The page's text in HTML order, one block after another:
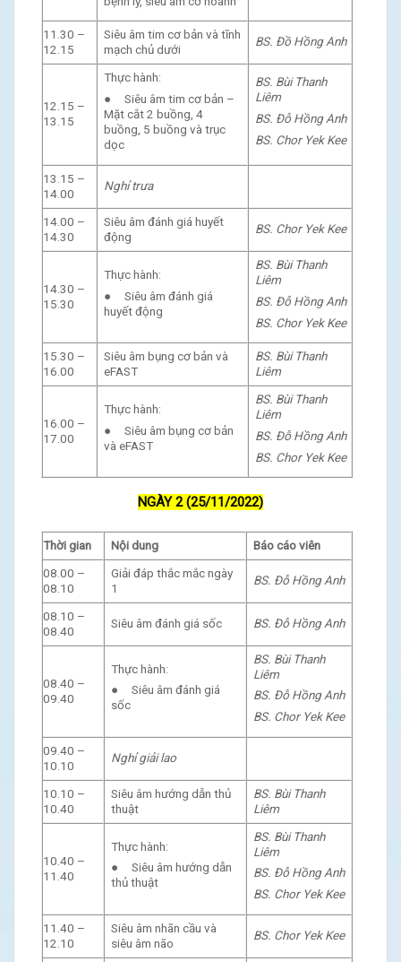
11.30 –
12.15
Siêu âm tim cơ bản và tĩnh
mạch chủ dưới
BS. Đồ Hồng Anh
12.15 –
13.15
Thực hành:
● Siêu âm tim cơ bản –
Mặt cắt 2 buồng, 4
buồng, 5 buồng và trục
dọc
BS. Bùi Thanh
Liêm
BS. Đỗ Hồng Anh
BS. Chor Yek Kee
13.15 –
14.00
Nghỉ trưa
14.00 –
14.30
Siêu âm đánh giá huyết
động
BS. Chor Yek Kee
14.30 –
15.30
Thực hành:
● Siêu âm đánh giá
huyết động
BS. Bùi Thanh
Liêm
BS. Đỗ Hồng Anh
BS. Chor Yek Kee
15.30 –
16.00
Siêu âm bụng cơ bản và
eFAST
BS. Bùi Thanh
Liêm
16.00 –
17.00
Thực hành:
● Siêu âm bụng cơ bản
và eFAST
BS. Bùi Thanh
Liêm
BS. Đỗ Hồng Anh
BS. Chor Yek Kee
NGÀY 2 (25/11/2022)
Thời gian Nội dung
Báo cáo viên
08.00 –
08.10
Giải đáp thắc mắc ngày
1
BS. Đỗ Hồng Anh
08.10 –
08.40
Siêu âm đánh giá sốc BS. Đỗ Hồng Anh
08.40 –
09.40
Thực hành:
● Siêu âm đánh giá
sốc
BS. Bùi Thanh
Liêm
BS. Đỗ Hồng Anh
BS. Chor Yek Kee
09.40 –
10.10
Nghỉ giải lao
10.10 –
10.40
Siêu âm hướng dẫn thủ
thuật
BS. Bùi Thanh
Liêm
10.40 –
11.40
Thực hành:
● Siêu âm hướng dẫn
thủ thuật
BS. Bùi Thanh
Liêm
BS. Đỗ Hồng Anh
BS. Chor Yek Kee
11.40 –
12.10
Siêu âm nhãn cầu và
siêu âm não
BS. Chor Yek Kee